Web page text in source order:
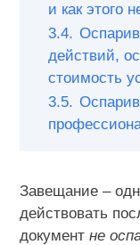
и как этого
3.4.
действий,
стоимость
3.5.
Завещание –
действовать
документ не